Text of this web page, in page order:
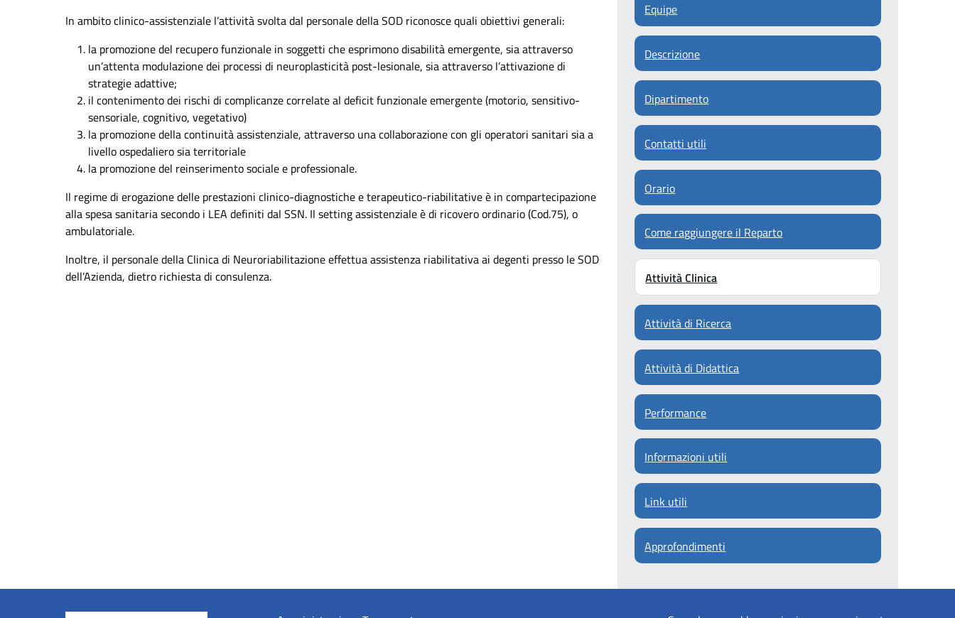
In ambito clinico-assistenziale l’attività svolta dal personale della SOD riconosce quali obiettivi generali:
la promozione del recupero funzionale in soggetti che esprimono disabilità emergente, sia attraverso
un’attenta modulazione dei processi di neuroplasticità post-lesionale, sia attraverso l’attivazione di
strategie adattive;
il contenimento dei rischi di complicanze correlate al deficit funzionale emergente (motorio, sensitivo-
sensoriale, cognitivo, vegetativo)
la promozione della continuità assistenziale, attraverso una collaborazione con gli operatori sanitari sia a
livello ospedaliero sia territoriale
la promozione del reinserimento sociale e professionale.
Il regime di erogazione delle prestazioni clinico-diagnostiche e terapeutico-riabilitative è in compartecipazione
alla spesa sanitaria secondo i LEA definiti dal SSN. Il setting assistenziale è di ricovero ordinario (Cod.75), o
ambulatoriale.
Inoltre, il personale della Clinica di Neuroriabilitazione effettua assistenza riabilitativa ai degenti presso le SOD
dell’Azienda, dietro richiesta di consulenza.
Equipe
Descrizione
Dipartimento
Contatti utili
Orario
Come raggiungere il Reparto
Attività Clinica
Attività di Ricerca
Attività di Didattica
Performance
Informazioni utili
Link utili
Approfondimenti